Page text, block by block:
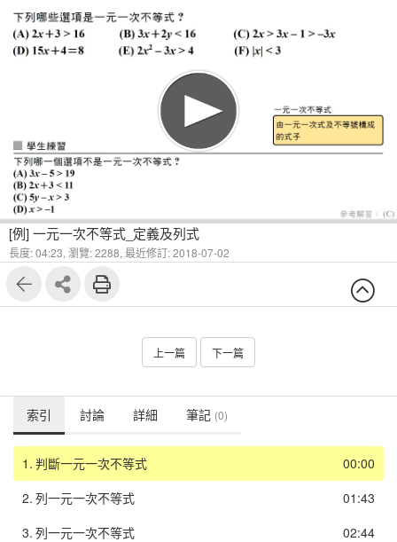
1
[例] 一元一次不等式_定義及列式
長度: 04:23, 瀏覽: 2288, 最近修訂: 2018-07-02
上一篇 下一篇
索引 討論 詳細 筆記 (0)
00:00
1. 判斷一元一次不等式
01:43
2. 列一元一次不等式
02:44
3. 列一元一次不等式